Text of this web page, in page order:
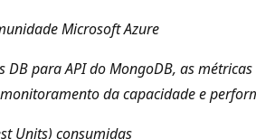
Microsoft Azure
DB para API do MongoDB, as
da capacidade e
Units) consumidas